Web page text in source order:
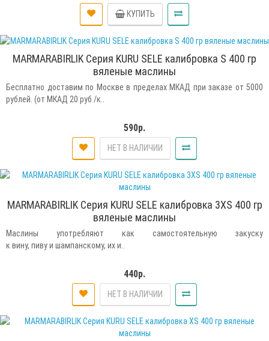
КУПИТЬ
MARMARABIRLIK Серия KURU SELE калибровка S 400 гр
вяленые маслины
Бесплатно доставим по Москве в пределах МКАД при заказе от 5000
рублей. (от МКАД 20 руб /к..
590р.
НЕТ В НАЛИЧИИ
MARMARABIRLIK Серия KURU SELE калибровка 3XS 400 гр
вяленые маслины
Маслины употребляют как самостоятельную закуску
к вину, пиву и шампанскому, их и..
440р.
НЕТ В НАЛИЧИИ